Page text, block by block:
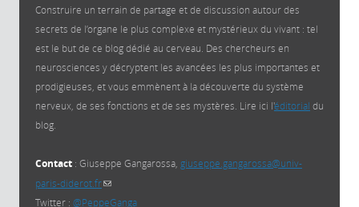
Construire un terrain de partage et de discussion autour des
secrets de l’organe le plus complexe et mystérieux du vivant : tel
est le but de ce blog dédié au cerveau. Des chercheurs en
neurosciences y décryptent les avancées les plus importantes et
prodigieuses, et vous emmènent à la découverte du système
nerveux, de ses fonctions et de ses mystères. Lire ici l'éditorial du
blog.
Contact : Giuseppe Gangarossa, giuseppe.gangarossa@univ-
paris-diderot.fr(link sends e-mail)
Twitter : @PeppeGanga